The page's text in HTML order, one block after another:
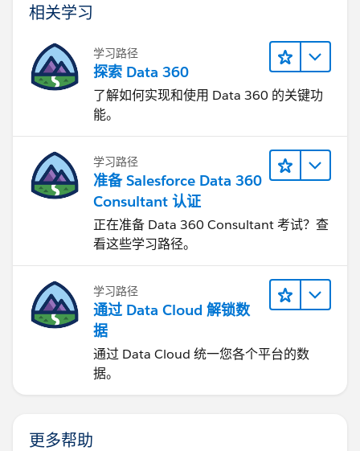
相关学习
学习路径
探索 Data 360
了解如何实现和使用 Data 360 的关键功
能。
学习路径
准备 Salesforce Data 360
Consultant 认证
正在准备 Data 360 Consultant 考试？查
看这些学习路径。
学习路径
通过 Data Cloud 解锁数
据
通过 Data Cloud 统一您各个平台的数
据。
更多帮助